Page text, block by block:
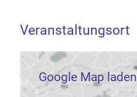
Veranstaltungsort
Google Map laden